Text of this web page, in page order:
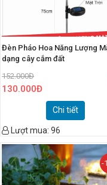
Đèn Pháo Hoa Năng Lượng
dạng cây cắm đất
152.000Đ
130.000Đ
Chi tiết
Lượt mua: 96
-